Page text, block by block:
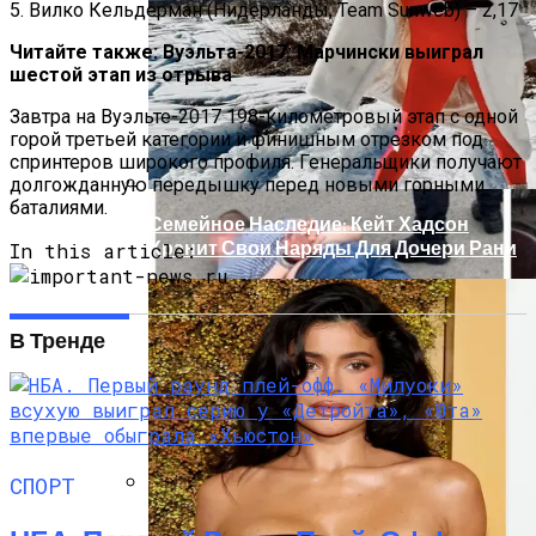
Масштабный Пожар В Киевской
Многоэтажке: Пострадавший Попал В
Реанимацию
В Киеве У Копа, Подозреваемого В
Семейное Наследие: Кейт Хадсон
Хранит Свои Наряды Для Дочери Рани
5. Вилко Кельдерман (Нидерланды, Team Sunweb) – 2,17
Читайте также: Вуэльта-2017: Марчински выиграл
шестой этап из отрыва
Завтра на Вуэльте-2017 198-километровый этап с одной
горой третьей категории и финишным отрезком под
спринтеров широкого профиля. Генеральщики получают
долгожданную передышку перед новыми горными
баталиями.
In this article:
В Тренде
СПОРТ